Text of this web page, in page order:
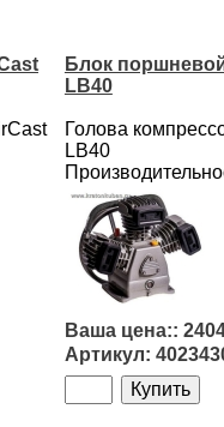
Блок
LB40
Голова
LB40